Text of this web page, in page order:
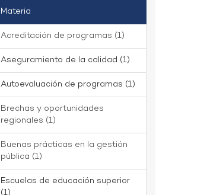
Materia
Acreditación de programas (1)
Aseguramiento de la calidad (1)
Autoevaluación de programas (1)
Brechas y oportunidades
regionales (1)
Buenas prácticas en la gestión
pública (1)
Escuelas de educación superior